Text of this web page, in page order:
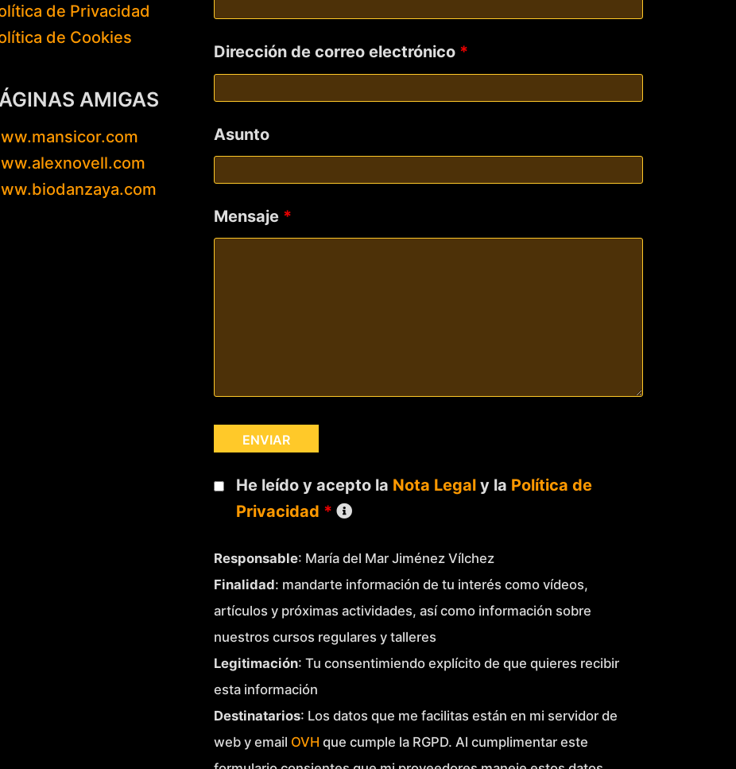
de Privacidad
de Cookies
AMIGAS
Dirección de correo electrónico *
Asunto
Mensaje *
He leído y acepto la Nota Legal y la Política de
Privacidad *
Responsable: María del Mar Jiménez Vílchez
Finalidad: mandarte información de tu interés como vídeos,
artículos y próximas actividades, así como información sobre
nuestros cursos regulares y talleres
Legitimación: Tu consentimiendo explícito de que quieres recibir
esta información
Destinatarios: Los datos que me facilitas están en mi servidor de
web y email OVH que cumple la RGPD. Al cumplimentar este